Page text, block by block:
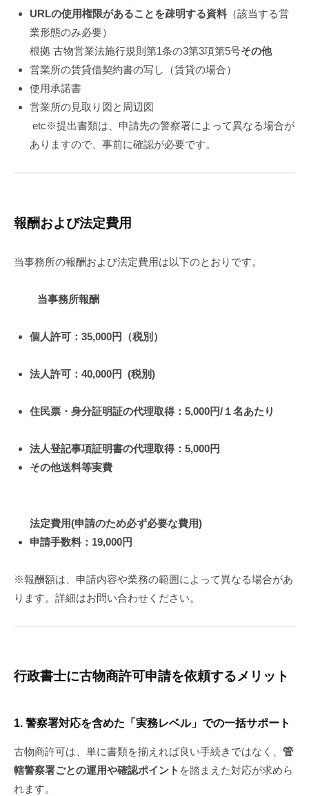
URLの使用権限があることを疎明する資料（該当する営
業形態のみ必要）
根拠 古物営業法施行規則第1条の3第3項第5号その他
営業所の賃貸借契約書の写し（賃貸の場合）
使用承諾書
営業所の見取り図と周辺図
etc※提出書類は、申請先の警察署によって異なる場合が
ありますので、事前に確認が必要です。​
報酬および法定費用
当事務所の報酬および法定費用は以下のとおりです。
当事務所報酬​
個人許可：35,000円（税別）
法人許可：40,000円 (税別)
住民票・身分証明証の代理取得：5,000円/１名​あたり
法人登記事項証明書の代理取得：5,000円
その他送料等実費
法定費用(申請のため必ず必要な費用)
申請手数料：19,000円
※報酬額は、申請内容や業務の範囲によって異なる場合があ
ります。詳細はお問い合わせください。
行政書士に古物商許可申請を依頼するメリット
1. 警察署対応を含めた「実務レベル」での一括サポート
古物商許可は、単に書類を揃えれば良い手続きではなく、 管
轄警察署ごとの運用や確認ポイント を踏まえた対応が求めら
れます。